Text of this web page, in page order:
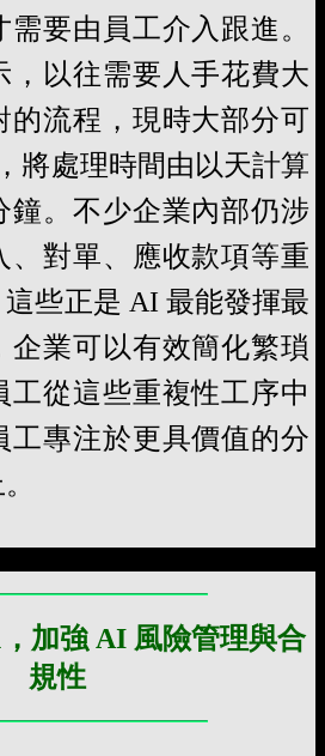
要由員工介入跟進。
，以往需要人手花費大
的流程，現時大部分可
將處理時間由以天計算
鐘。不少企業內部仍涉
、對單、應收款項等重
些正是 AI 最能發揮最
企業可以有效簡化繁瑣
工從這些重複性工序中
工專注於更具價值的分
加強 AI 風險管理與合
規性